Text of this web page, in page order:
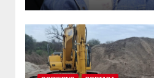
ósea